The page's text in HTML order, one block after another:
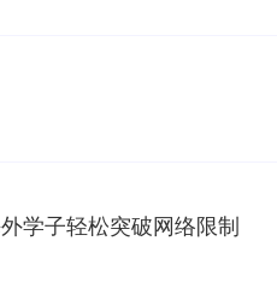
学子轻松突破网络限制